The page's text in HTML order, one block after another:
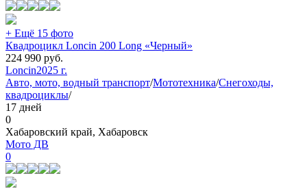
+ Ещё 15 фото
Квадроцикл Loncin 200 Long «Черный»
224 990 руб.
Loncin2025 г.
Авто, мото, водный транспорт/Мототехника/Снегоходы,
квадроциклы/
17 дней
0
Хабаровский край, Хабаровск
Мото ДВ
0